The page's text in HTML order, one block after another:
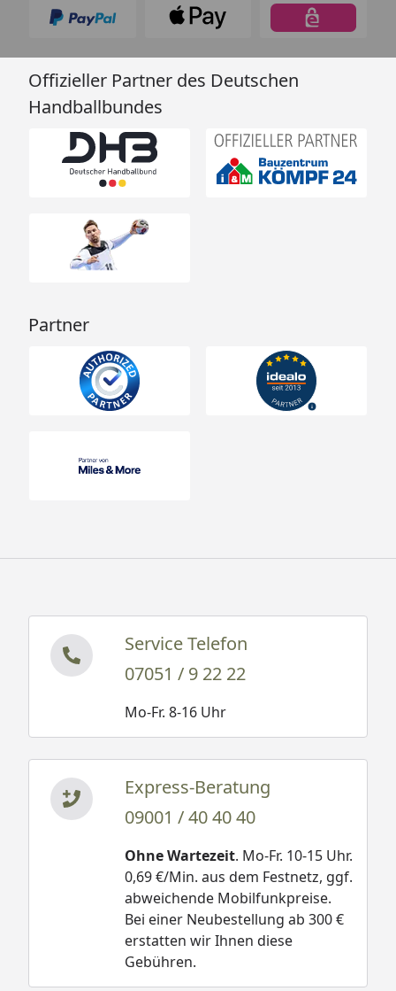
Offizieller Partner des Deutschen
Handballbundes
Partner
Service Telefon
07051 / 9 22 22
Mo-Fr. 8-16 Uhr
Express-Beratung
09001 / 40 40 40
Ohne Wartezeit. Mo-Fr. 10-15 Uhr.
0,69 €/Min. aus dem Festnetz, ggf.
abweichende Mobilfunkpreise.
Bei einer Neubestellung ab 300 €
erstatten wir Ihnen diese
Gebühren.